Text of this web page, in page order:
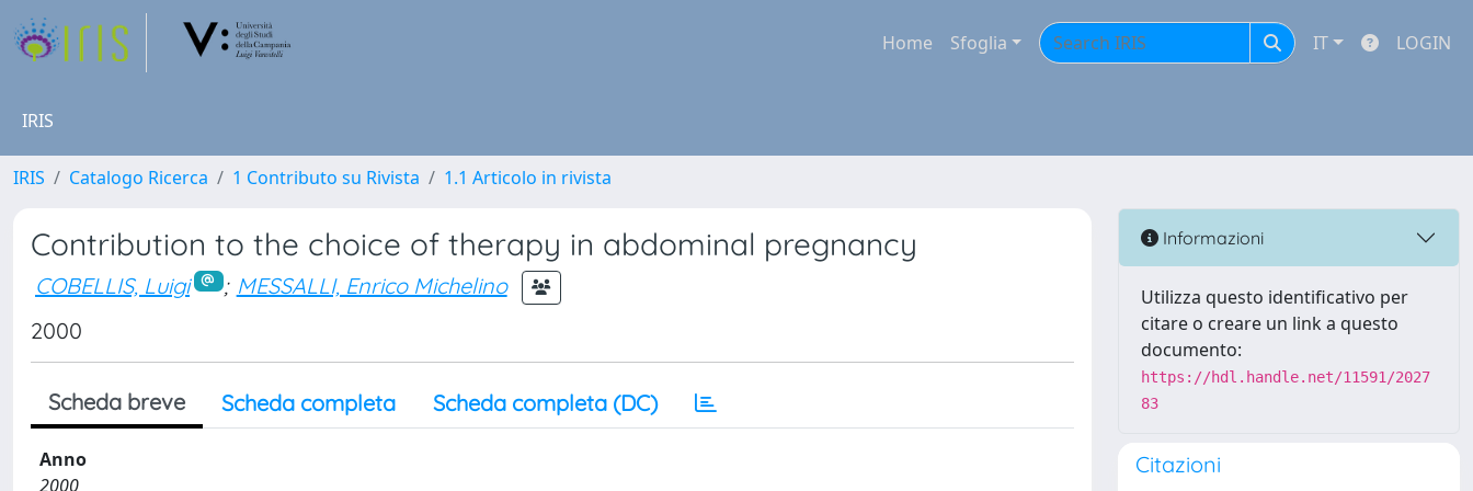
Home Sfoglia IT LOGIN
IRIS
IRIS Catalogo Ricerca 1 Contributo su Rivista 1.1 Articolo in rivista
Contribution to the choice of therapy in abdominal pregnancy
COBELLIS, Luigi ; MESSALLI, Enrico Michelino
2000
Scheda breve Scheda completa Scheda completa (DC)
Anno
2000
Informazioni
Utilizza questo identificativo per
citare o creare un link a questo
documento:
https://hdl.handle.net/11591/2027
83
Citazioni